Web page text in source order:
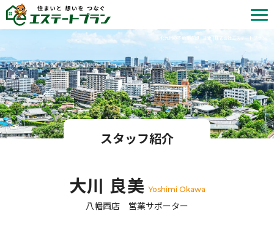
北九州の不動産売却・査定 | 株式会社エステートプラン
スタッフ紹介
大川 良美 Yoshimi Okawa
八幡西店 営業サポーター